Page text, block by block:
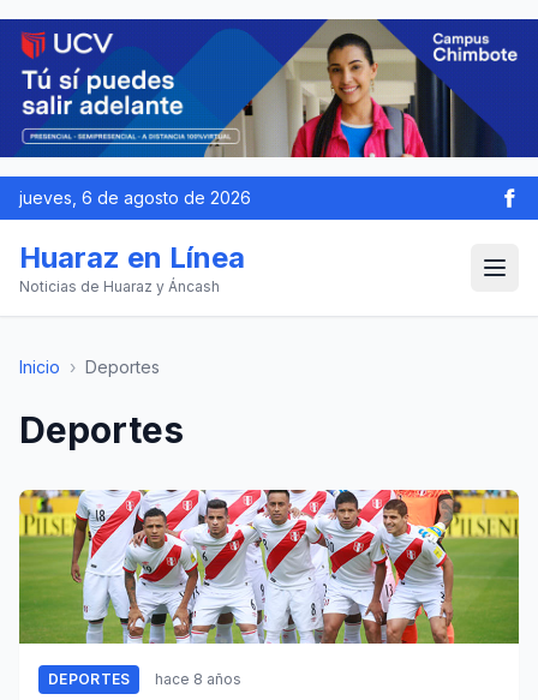
jueves, 6 de agosto de 2026
Huaraz en Línea
Noticias de Huaraz y Áncash
Inicio › Deportes
Deportes
DEPORTES hace 8 años